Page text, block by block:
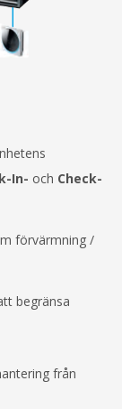
In- och Check-
förvärmning /
begränsa
från